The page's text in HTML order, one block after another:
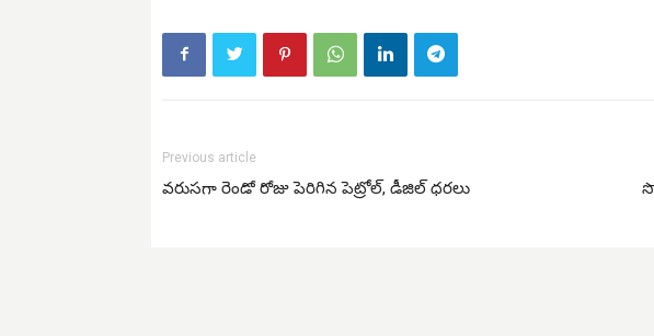
Previous article
వ‌రుస‌గా రెండో రోజు పెరిగిన పెట్రోల్‌, డీజిల్ ధ‌ర‌లు